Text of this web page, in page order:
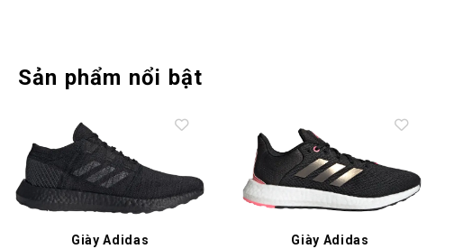
Sản phẩm nổi bật
Add to
wishlist
Giày Adidas
Add to
wishlist
Giày Adidas